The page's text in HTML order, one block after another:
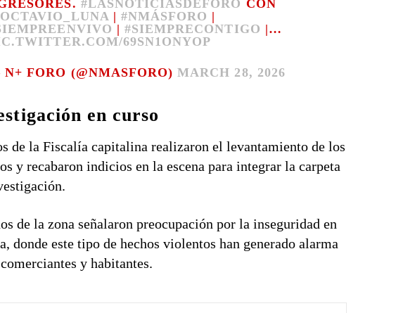
#LASNOTICIASDEFORO CON
| #NMÁSFORO |
| #SIEMPRECONTIGO |…
69SN1ONYOP
FORO (@NMASFORO)MARCH 28, 2026
en curso
de la Fiscalía capitalina realizaron el levantamiento de los
y recabaron indicios en la escena para integrar la carpeta
de la zona señalaron preocupación por la inseguridad en
donde este tipo de hechos violentos han generado alarma
y habitantes.